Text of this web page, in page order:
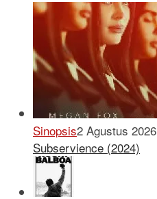
Sinopsis2 Agustus 2026
Subservience (2024)